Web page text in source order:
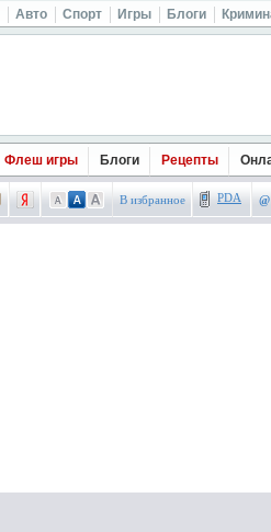
Авто Спорт Игры Блоги
Флеш игры Блоги Рецепты
В избранное PDA @